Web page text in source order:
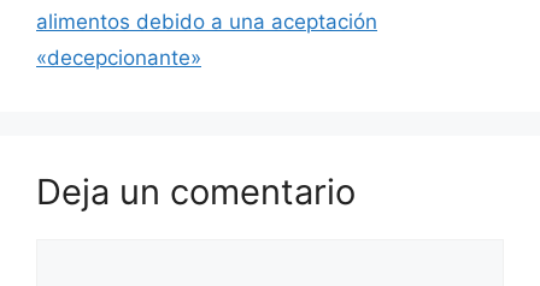
alimentos debido a una aceptación
«decepcionante»
Deja un comentario